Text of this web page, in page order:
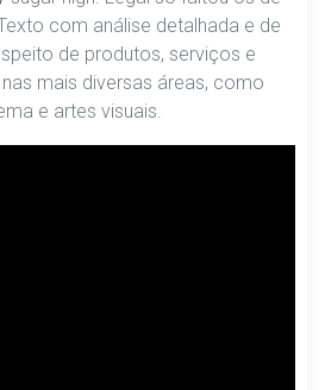
com análise detalhada e de
de produtos, serviços e
mais diversas áreas, como
e artes visuais.